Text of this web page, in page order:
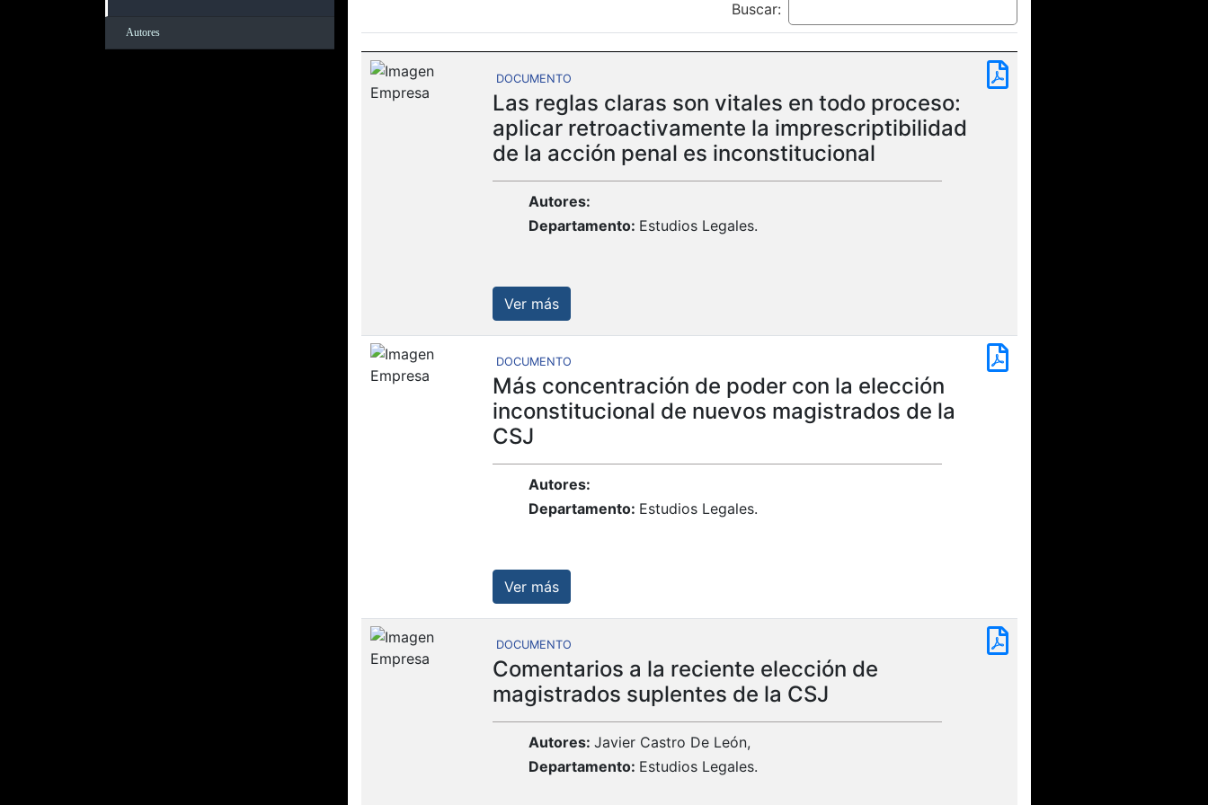
Autores
Buscar:
DOCUMENTO
Las reglas claras son vitales en todo proceso:
aplicar retroactivamente la imprescriptibilidad
de la acción penal es inconstitucional
Autores:
Departamento: Estudios Legales.
Ver más
DOCUMENTO
Más concentración de poder con la elección
inconstitucional de nuevos magistrados de la
CSJ
Autores:
Departamento: Estudios Legales.
Ver más
DOCUMENTO
Comentarios a la reciente elección de
magistrados suplentes de la CSJ
Autores: Javier Castro De León,
Departamento: Estudios Legales.